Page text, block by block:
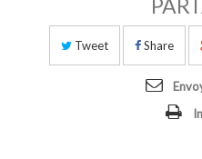
Tweet Share